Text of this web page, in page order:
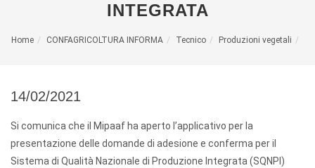
INTEGRATA
Home CONFAGRICOLTURA INFORMA Tecnico Produzioni vegetali
14/02/2021
Si comunica che il Mipaaf ha aperto l’applicativo per la
presentazione delle domande di adesione e conferma per il
Sistema di Qualità Nazionale di Produzione Integrata (SQNPI)